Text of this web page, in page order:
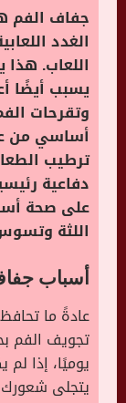
جفاف الفم
الغدد
اللعاب.
يسبب أيضًا
وتقرحات
أساسي من
ترطيب
دفاعية
على صحة
اللثة
أسباب
عادةً ما
يوميًا، إذا
يتجلى